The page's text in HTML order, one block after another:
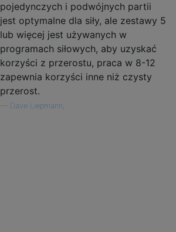
pojedynczych i podwójnych partii
jest optymalne dla siły, ale zestawy 5
lub więcej jest używanych w
programach siłowych, aby uzyskać
korzyści z przerostu, praca w 8-12
zapewnia korzyści inne niż czysty
przerost.
Dave Liepmann,